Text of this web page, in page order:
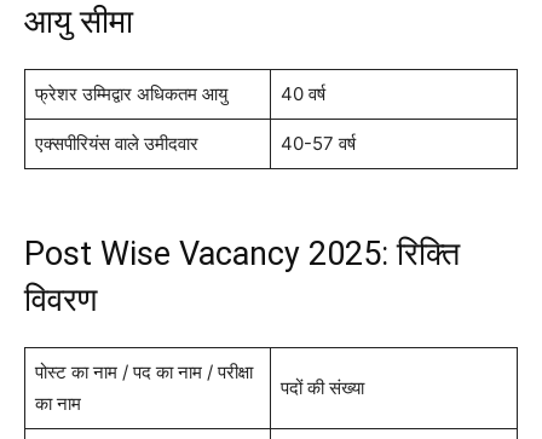
आयु सीमा
फ्रेशर उम्मिद्वार अधिकतम आयु 40 वर्ष
एक्सपीरियंस वाले उमीदवार 40-57 वर्ष
Post Wise Vacancy 2025: रिक्ति
विवरण
पोस्ट का नाम / पद का नाम / परीक्षा
का नाम
पदों की संख्या